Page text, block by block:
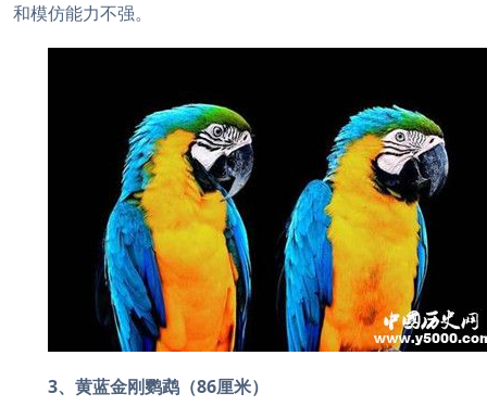
和模仿能力不强。
3、黄蓝金刚鹦鹉（86厘米）